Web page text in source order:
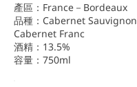
產區：France－Bordeaux
品種：Cabernet
Cabernet Franc
酒精：13.5%
容量：750ml